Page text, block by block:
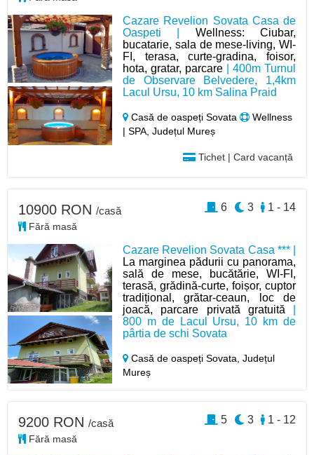
Cazare Revelion Sovata Casa de
Oaspeti | Wellness: Ciubar,
bucatarie, sala de mese-living, WI-
FI, terasa, curte-gradina, foisor,
hota, gratar, parcare | 400m Turnul
de Observare Belvedere, 1,4km
Lacul Ursu, 10 km Salina Praid
Casă de oaspeți Sovata
Wellness
| SPA, Județul Mureș
Tichet | Card vacanță
Cazare Revelion Sovata Casa *** |
La marginea pădurii cu panorama,
sală de mese, bucătărie, WI-FI,
terasă, grădină-curte, foișor, cuptor
tradițional, grătar-ceaun, loc de
joacă, parcare privată gratuită
800 m de Lacul Ursu, 10 km de
pârtia de schi Sovata
Casă de oaspeți Sovata,Județul
Mureș
10900 RON /casă
Fără masă
1 - 14
3
6
9200 RON /casă
Fără masă
1 - 12
3
5